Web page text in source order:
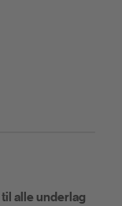
alle underlag